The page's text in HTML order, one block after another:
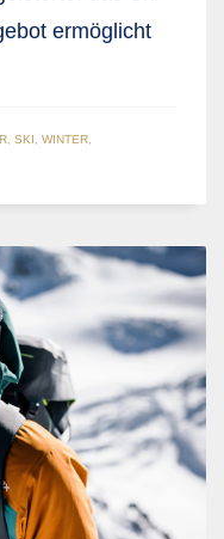
ermöglicht
, SKI, WINTER,